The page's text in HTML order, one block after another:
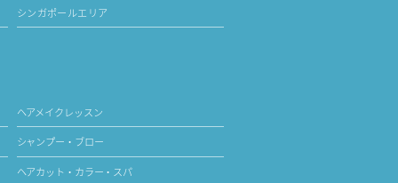
シンガポールエリア
ヘアメイクレッスン
シャンプー・ブロー
ヘアカット・カラー・スパ